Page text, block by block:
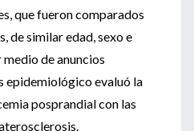
que fueron comparados
de similar edad, sexo e
de anuncios
epidemiológico evaluó la
posprandial con las